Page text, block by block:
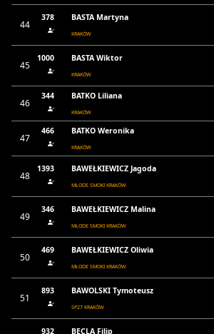
44
378 BASTA Martyna
KRAKÓW
45
1000 BASTA Wiktor
KRAKÓW
46
344 BATKO Liliana
KRAKÓW
47
466 BATKO Weronika
KRAKÓW
48
1393 BAWEŁKIEWICZ Jagoda
MŁODE SMOKI KRAKÓW
49
346 BAWEŁKIEWICZ Malina
MŁODE SMOKI KRAKÓW
50
469 BAWEŁKIEWICZ Oliwia
MŁODE SMOKI KRAKÓW
51
893 BAWOLSKI Tymoteusz
SP27 KRAKÓW
932 BECLA Filip